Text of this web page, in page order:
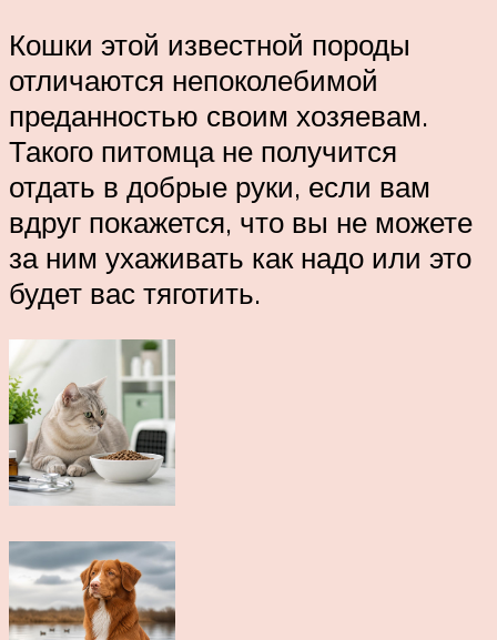
Кошки этой известной породы
отличаются непоколебимой
преданностью своим хозяевам.
Такого питомца не получится
отдать в добрые руки, если вам
вдруг покажется, что вы не можете
за ним ухаживать как надо или это
будет вас тяготить.